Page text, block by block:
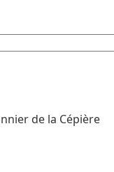
de la Cépière